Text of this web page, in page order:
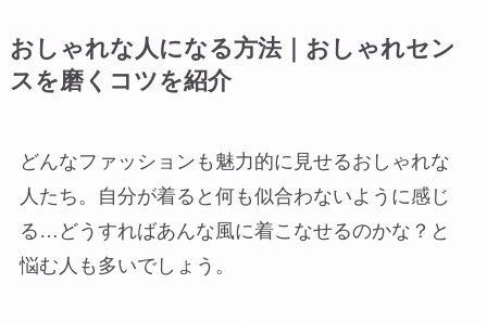
おしゃれな人になる方法｜おしゃれセン
スを磨くコツを紹介
どんなファッションも魅力的に見せるおしゃれな
人たち。自分が着ると何も似合わないように感じ
る…どうすればあんな風に着こなせるのかな？と
悩む人も多いでしょう。